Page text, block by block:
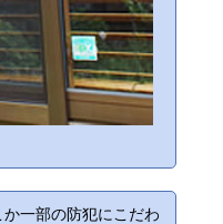
一部の防犯にこだわ